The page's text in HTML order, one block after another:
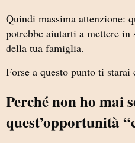
Quindi massima attenzione:
potrebbe aiutarti a mettere
della tua famiglia.
Forse a questo punto ti starai
Perché non ho mai
quest’opportunità